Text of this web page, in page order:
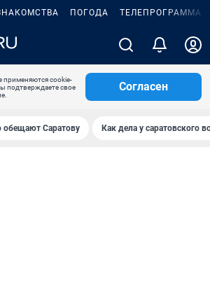
ПОГОДА ТЕЛЕПРОГРАММА
применяются cookie-
подтверждаете свое
Согласен
обещают Саратову Как дела у саратовского